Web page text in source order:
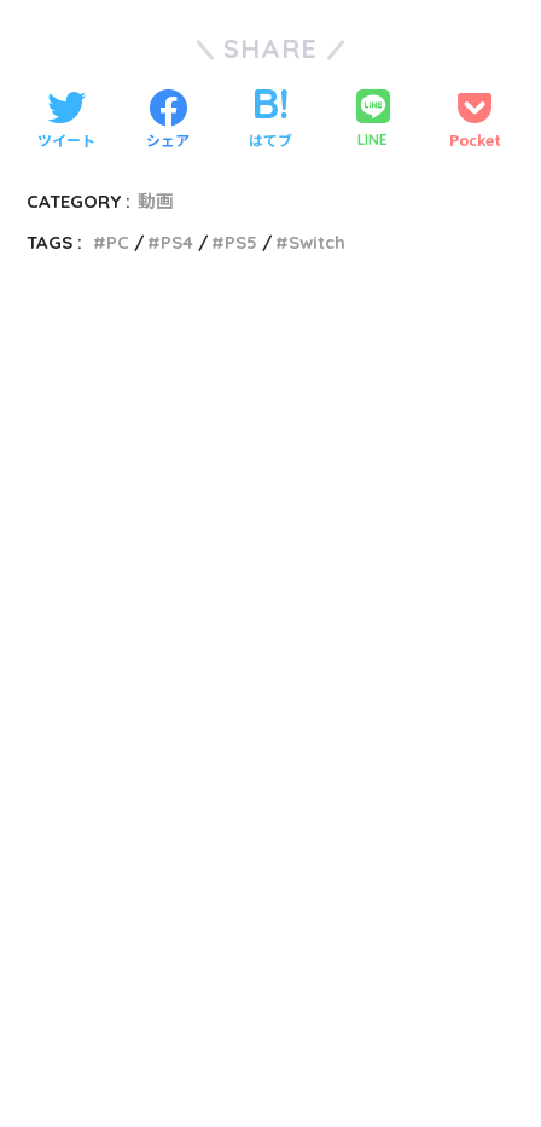
SHARE
ツイート シェア はてブ LINE Pocket
CATEGORY : 動画
TAGS :
PC PS4 PS5 Switch